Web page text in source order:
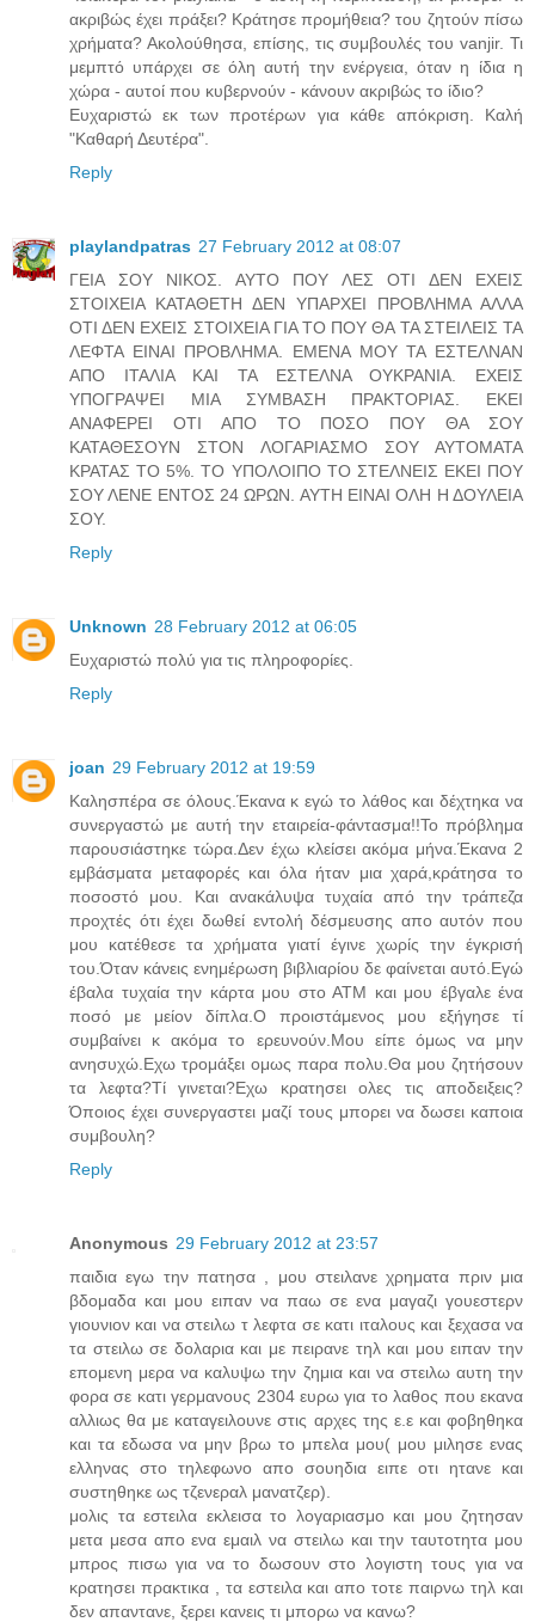
ακριβώς έχει πράξει? Κράτησε προμήθεια? του ζητούν πίσω
χρήματα? Ακολούθησα, επίσης, τις συμβουλές του vanjir. Τι
μεμπτό υπάρχει σε όλη αυτή την ενέργεια, όταν η ίδια η
χώρα - αυτοί που κυβερνούν - κάνουν ακριβώς το ίδιο?
Ευχαριστώ εκ των προτέρων για κάθε απόκριση. Καλή
"Καθαρή Δευτέρα".
Reply
playlandpatras 27 February 2012 at 08:07
ΓΕΙΑ ΣΟΥ ΝΙΚΟΣ. ΑΥΤΟ ΠΟΥ ΛΕΣ ΟΤΙ ΔΕΝ ΕΧΕΙΣ
ΣΤΟΙΧΕΙΑ ΚΑΤΑΘΕΤΗ ΔΕΝ ΥΠΑΡΧΕΙ ΠΡΟΒΛΗΜΑ ΑΛΛΑ
ΟΤΙ ΔΕΝ ΕΧΕΙΣ ΣΤΟΙΧΕΙΑ ΓΙΑ ΤΟ ΠΟΥ ΘΑ ΤΑ ΣΤΕΙΛΕΙΣ ΤΑ
ΛΕΦΤΑ ΕΙΝΑΙ ΠΡΟΒΛΗΜΑ. ΕΜΕΝΑ ΜΟΥ ΤΑ ΕΣΤΕΛΝΑΝ
ΑΠΟ ΙΤΑΛΙΑ ΚΑΙ ΤΑ ΕΣΤΕΛΝΑ ΟΥΚΡΑΝΙΑ. ΕΧΕΙΣ
ΥΠΟΓΡΑΨΕΙ ΜΙΑ ΣΥΜΒΑΣΗ ΠΡΑΚΤΟΡΙΑΣ. ΕΚΕΙ
ΑΝΑΦΕΡΕΙ ΟΤΙ ΑΠΟ ΤΟ ΠΟΣΟ ΠΟΥ ΘΑ ΣΟΥ
ΚΑΤΑΘΕΣΟΥΝ ΣΤΟΝ ΛΟΓΑΡΙΑΣΜΟ ΣΟΥ ΑΥΤΟΜΑΤΑ
ΚΡΑΤΑΣ ΤΟ 5%. ΤΟ ΥΠΟΛΟΙΠΟ ΤΟ ΣΤΕΛΝΕΙΣ ΕΚΕΙ ΠΟΥ
ΣΟΥ ΛΕΝΕ ΕΝΤΟΣ 24 ΩΡΩΝ. ΑΥΤΗ ΕΙΝΑΙ ΟΛΗ Η ΔΟΥΛΕΙΑ
ΣΟΥ.
Reply
Unknown 28 February 2012 at 06:05
Ευχαριστώ πολύ για τις πληροφορίες.
Reply
joan 29 February 2012 at 19:59
Καλησπέρα σε όλους.Έκανα κ εγώ το λάθος και δέχτηκα να
συνεργαστώ με αυτή την εταιρεία-φάντασμα!!Το πρόβλημα
παρουσιάστηκε τώρα.Δεν έχω κλείσει ακόμα μήνα.Έκανα 2
εμβάσματα μεταφορές και όλα ήταν μια χαρά,κράτησα το
ποσοστό μου. Και ανακάλυψα τυχαία από την τράπεζα
προχτές ότι έχει δωθεί εντολή δέσμευσης απο αυτόν που
μου κατέθεσε τα χρήματα γιατί έγινε χωρίς την έγκρισή
του.Όταν κάνεις ενημέρωση βιβλιαρίου δε φαίνεται αυτό.Εγώ
έβαλα τυχαία την κάρτα μου στο ΑΤΜ και μου έβγαλε ένα
ποσό με μείον δίπλα.Ο προιστάμενος μου εξήγησε τί
συμβαίνει κ ακόμα το ερευνούν.Μου είπε όμως να μην
ανησυχώ.Εχω τρομάξει ομως παρα πολυ.Θα μου ζητήσουν
τα λεφτα?Τί γινεται?Εχω κρατησει ολες τις αποδειξεις?
Όποιος έχει συνεργαστει μαζί τους μπορει να δωσει καποια
συμβουλη?
Reply
Anonymous 29 February 2012 at 23:57
παιδια εγω την πατησα , μου στειλανε χρηματα πριν μια
βδομαδα και μου ειπαν να παω σε ενα μαγαζι γουεστερν
γιουνιον και να στειλω τ λεφτα σε κατι ιταλους και ξεχασα να
τα στειλω σε δολαρια και με πειρανε τηλ και μου ειπαν την
επομενη μερα να καλυψω την ζημια και να στειλω αυτη την
φορα σε κατι γερμανους 2304 ευρω για το λαθος που εκανα
αλλιως θα με καταγειλουνε στις αρχες της ε.ε και φοβηθηκα
και τα εδωσα να μην βρω το μπελα μου( μου μιλησε ενας
ελληνας στο τηλεφωνο απο σουηδια ειπε οτι ητανε και
συστηθηκε ως τζενεραλ μανατζερ).
μολις τα εστειλα εκλεισα το λογαριασμο και μου ζητησαν
μετα μεσα απο ενα εμαιλ να στειλω και την ταυτοτητα μου
μπρος πισω για να το δωσουν στο λογιστη τους για να
κρατησει πρακτικα , τα εστειλα και απο τοτε παιρνω τηλ και
δεν απαντανε, ξερει κανεις τι μπορω να κανω?